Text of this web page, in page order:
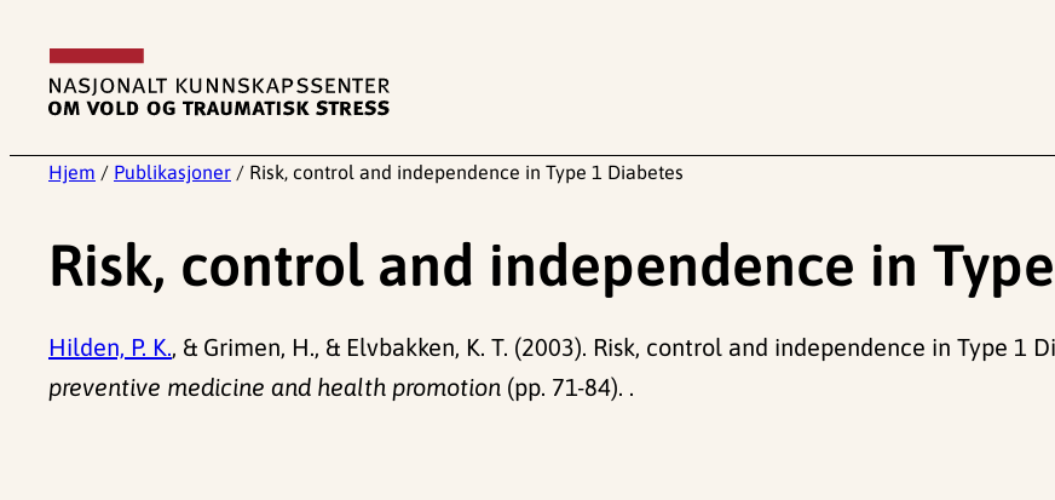
innhold
Hjem / Publikasjoner / Risk, control and independence in Type 1 Diabetes
Risk, control and independence in
Hilden, P. K., & Grimen, H., & Elvbakken, K. T. (2003). Risk, control and independence in Type 1
preventive medicine and health promotion (pp. 71-84). .